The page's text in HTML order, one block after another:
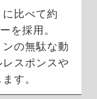
比べて約
を採用。
の無駄な動
スポンスや
す。